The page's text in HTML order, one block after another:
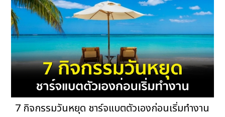
7 กิจกรรมวันหยุด ชาร์จแบตตัวเองก่อนเริ่มทำงาน